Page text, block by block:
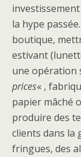
la hype
boutique,
estivant
une opération
prices« ,
papier mâché
produire des
clients dans la
fringues, des